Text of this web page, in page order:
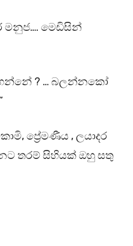
මනුජ…. මෙඩිසින්
? … බලන්නකෝ
ප්‍රේමණීය , ලයාදර
තරම් සිහියක් ඔහු සතු